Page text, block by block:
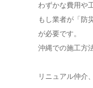
わずかな費用や
もし業者が「防
が必要です。
沖縄での施工方
リニュアル仲介